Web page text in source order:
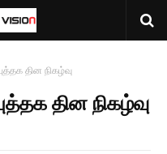
தின நிகழ்வு
தின நிகழ்வு